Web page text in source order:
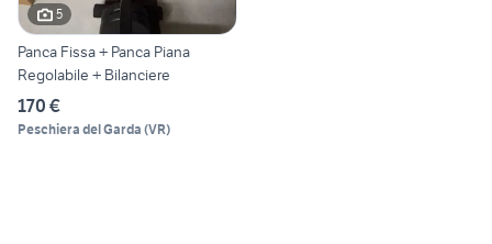
5
Panca Fissa + Panca Piana
Regolabile + Bilanciere
170 €
Peschiera del Garda (VR)